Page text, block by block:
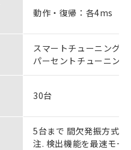
動作・復帰：各4ms
スマートチューニング
パーセントチューニン
30台
5台まで 間欠発振方式
注. 検出機能を最速モー